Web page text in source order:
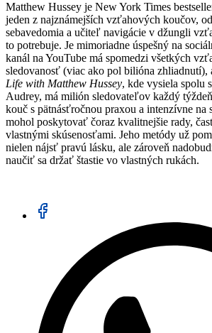
Matthew Hussey je New York Times
jeden z najznámejších vzťahových koučov,
sebavedomia a učiteľ navigácie v džungli
to potrebuje. Je mimoriadne úspešný na
kanál na YouTube má spomedzi všetkých
sledovanosť (viac ako pol bilióna zhliadnutí),
Life with Matthew Hussey, kde vysiela spolu
Audrey, má milión sledovateľov každý
kouč s pätnásťročnou praxou a intenzívne na
mohol poskytovať čoraz kvalitnejšie rady,
vlastnými skúsenosťami. Jeho metódy už
nielen nájsť pravú lásku, ale zároveň
naučiť sa držať štastie vo vlastných rukách.